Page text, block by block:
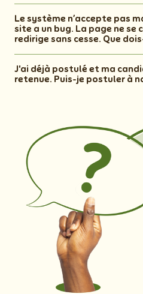
Le système n’accepte pas
site a un bug. La page ne se
redirige sans cesse. Que
J'ai déjà postulé et ma
retenue. Puis-je postuler à